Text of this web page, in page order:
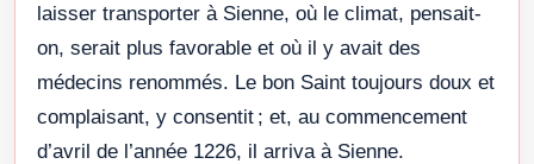
laisser transporter à Sienne, où le climat, pensait-
on, serait plus favorable et où il y avait des
médecins renommés. Le bon Saint toujours doux et
complaisant, y consentit ; et, au commencement
d’avril de l’année 1226, il arriva à Sienne.